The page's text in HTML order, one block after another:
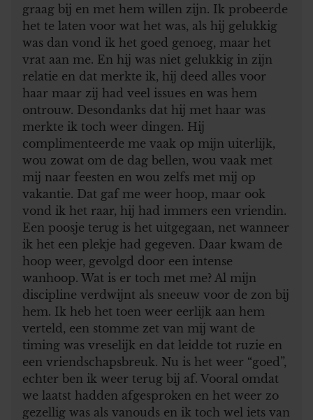
graag bij en met hem willen zijn. Ik probeerde
het te laten voor wat het was, als hij gelukkig
was dan vond ik het goed genoeg, maar het
vrat aan me. En hij was niet gelukkig in zijn
relatie en dat merkte ik, hij deed alles voor
haar maar zij had veel issues en was hem
ontrouw. Desondanks dat hij met haar was
merkte ik toch weer dingen. Hij
complimenteerde me vaak op mijn uiterlijk,
wou zowat om de dag bellen, wou vaak met
mij naar feesten en wou zelfs met mij op
vakantie. Dat gaf me weer hoop, maar ook
vond ik het raar, hij had immers een vriendin.
Een poosje terug is het uitgegaan, net wanneer
ik het een plekje had gegeven. Daar kwam de
hoop weer, gevolgd door een intense
wanhoop. Wat is er toch met me? Al mijn
discipline verdwijnt als sneeuw voor de zon bij
hem. Ik heb het toen weer eerlijk aan hem
verteld, een stomme zet van mij want de
timing was vreselijk en dat leidde tot ruzie en
een vriendschapsbreuk. Nu is het weer “goed”,
echter ben ik weer terug bij af. Vooral omdat
we laatst hadden afgesproken en het weer zo
gezellig was als vanouds en ik toch wel iets van